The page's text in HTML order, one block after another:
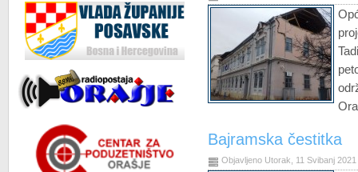
Bajramska čestitka
Objavljeno Utorak, 11 Svibanj 2021